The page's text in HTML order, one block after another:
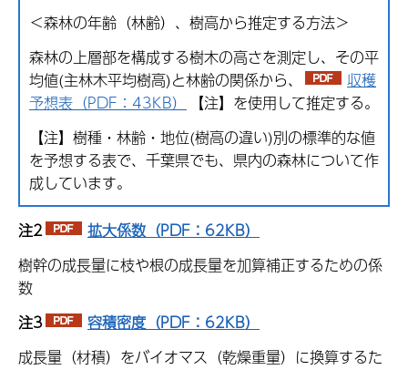
＜森林の年齢（林齢）、樹高から推定する方法＞
森林の上層部を構成する樹木の高さを測定し、その平
均値(主林木平均樹高)と林齢の関係から、
収穫
予想表（PDF：43KB）
【注】を使用して推定する。
【注】樹種・林齢・地位(樹高の違い)別の標準的な値
を予想する表で、千葉県でも、県内の森林について作
成しています。
注2
拡大係数（PDF：62KB）
樹幹の成長量に枝や根の成長量を加算補正するための係
数
注3
容積密度（PDF：62KB）
成長量（材積）をバイオマス（乾燥重量）に換算するた